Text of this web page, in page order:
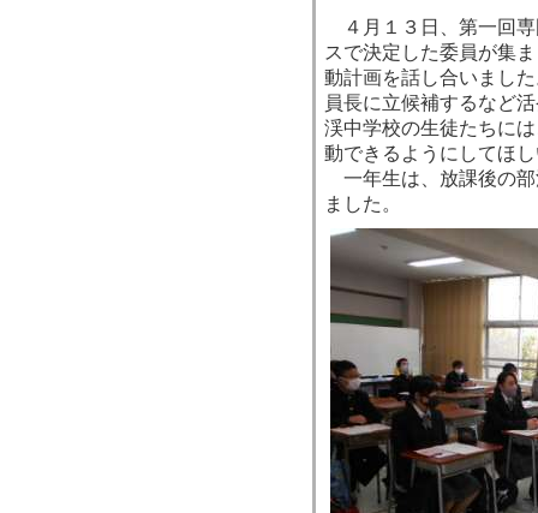
４月１３日、第一回専
スで決定した委員が集
動計画を話し合いまし
員長に立候補するなど
渓中学校の生徒たちに
動できるようにしてほ
一年生は、放課後の部
ました。